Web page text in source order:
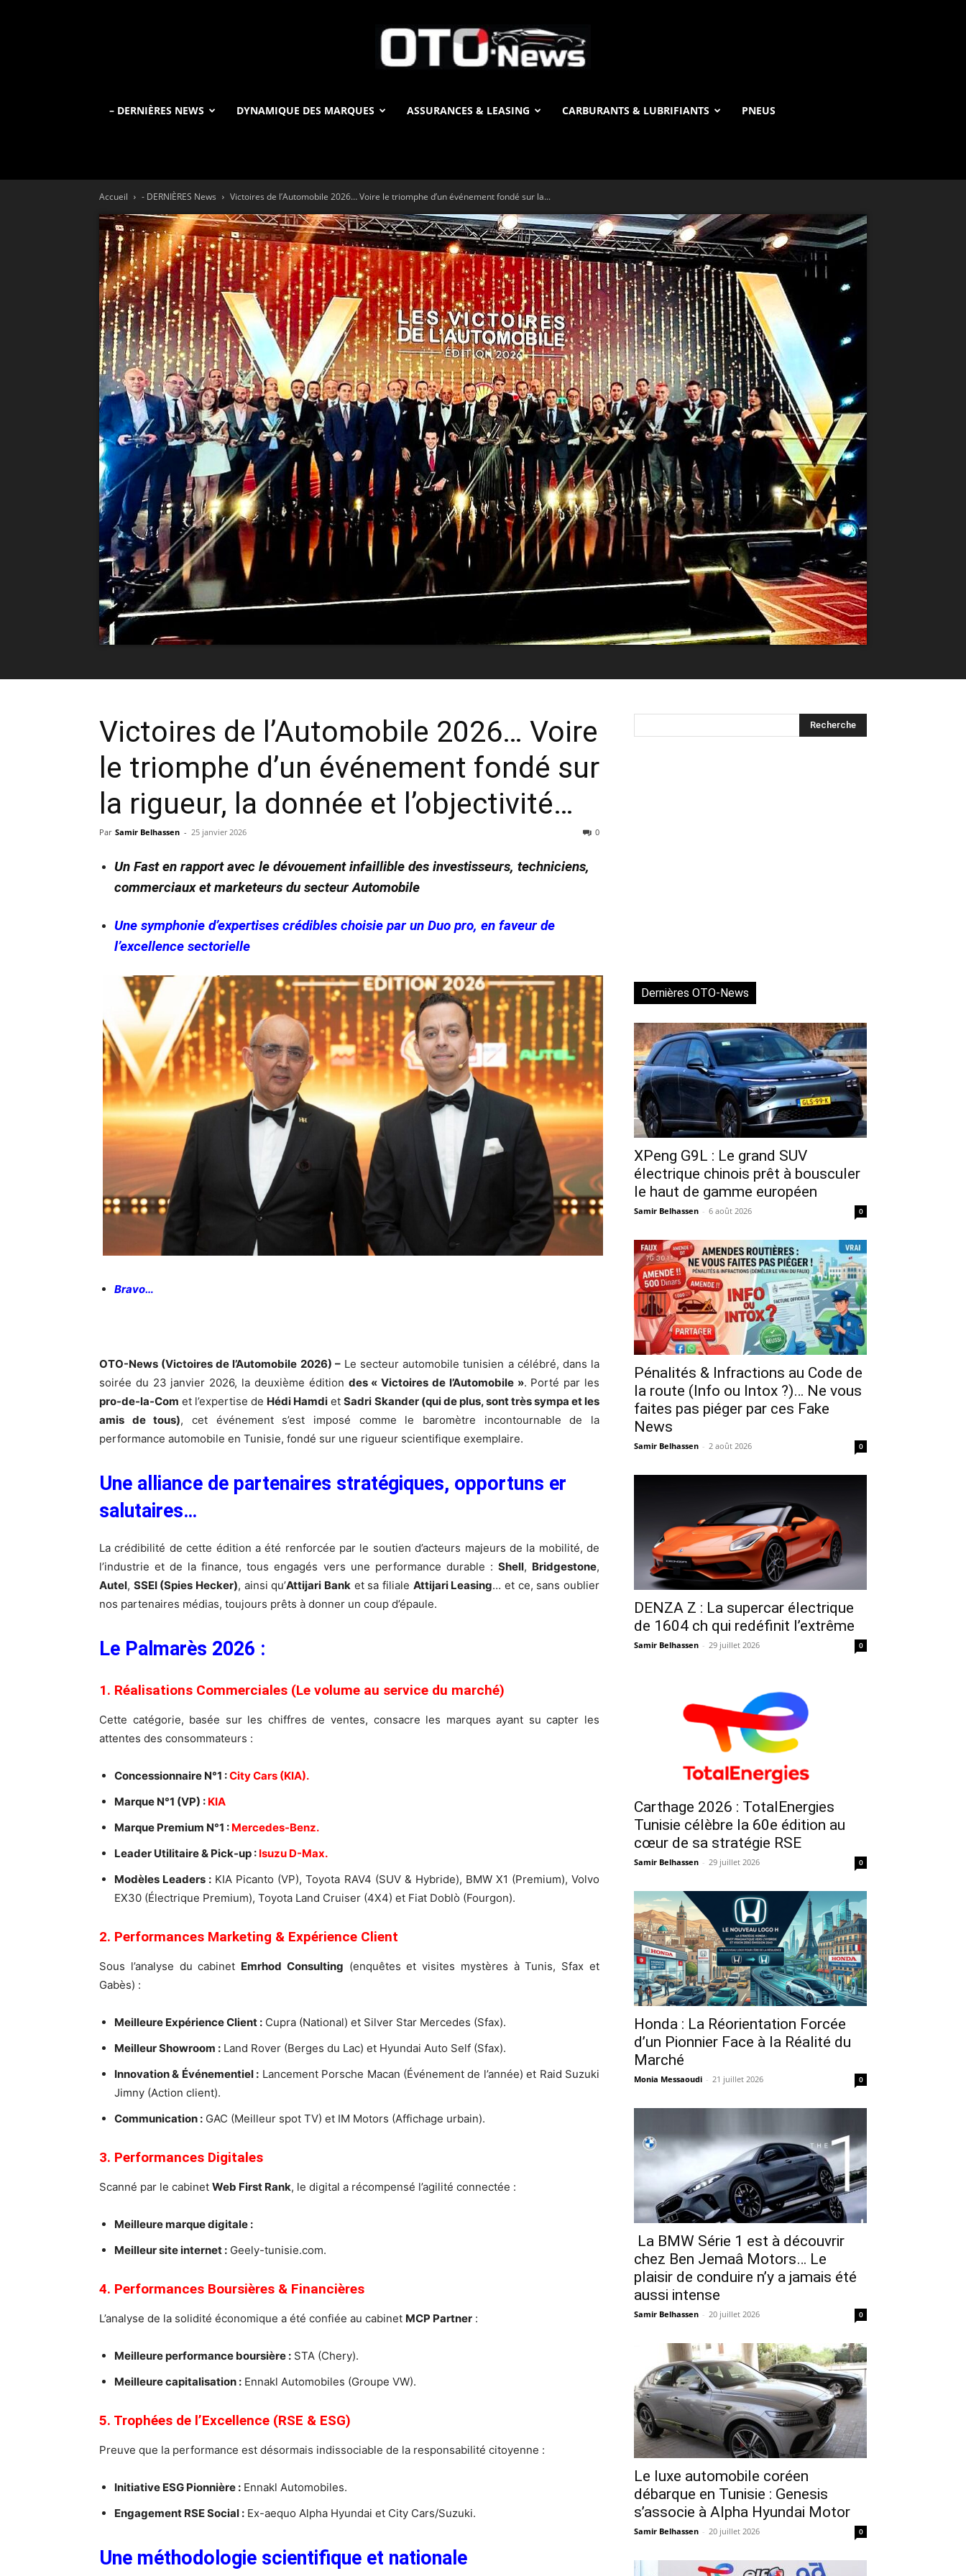
OTO
– DERNIÈRES NEWS DYNAMIQUE DES MARQUES ASSURANCES & LEASING CARBURANTS & LUBRIFIANTS PNEUS
Accueil - DERNIÈRES News Victoires de l’Automobile 2026… Voire le triomphe d’un événement fondé sur la...
Victoires de l’Automobile 2026… Voire
le triomphe d’un événement fondé sur
la rigueur, la donnée et l’objectivité…
Par Samir Belhassen - 25 janvier 2026 0
Un Fast en rapport avec le dévouement infaillible des investisseurs, techniciens,
commerciaux et marketeurs du secteur Automobile
Une symphonie d’expertises crédibles choisie par un Duo pro, en faveur de
l’excellence sectorielle
Bravo…
OTO-News (Victoires de l’Automobile 2026) –Le secteur automobile tunisien a célébré, dans la
soirée du 23 janvier 2026, la deuxième édition des « Victoires de l’Automobile ». Porté par les
pro-de-la-Com et l’expertise de Hédi Hamdi etSadri Skander (qui de plus, sont très sympa et les
amis de tous), cet événement s’est imposé comme le baromètre incontournable de la
performance automobile en Tunisie, fondé sur une rigueur scientifique exemplaire.
Une alliance de partenaires stratégiques, opportuns er
salutaires…
La crédibilité de cette édition a été renforcée par le soutien d’acteurs majeurs de la mobilité, de
l’industrie et de la finance, tous engagés vers une performance durable : Shell, Bridgestone,
Autel, SSEI (Spies Hecker), ainsi qu’Attijari Bank et sa filiale Attijari Leasing… et ce, sans oublier
nos partenaires médias, toujours prêts à donner un coup d’épaule.
Le Palmarès 2026 :
1. Réalisations Commerciales (Le volume au service du marché)
Cette catégorie, basée sur les chiffres de ventes, consacre les marques ayant su capter les
attentes des consommateurs :
Concessionnaire N°1 :City Cars (KIA).
Marque N°1 (VP) : KIA
Marque Premium N°1 : Mercedes-Benz.
Leader Utilitaire & Pick-up : Isuzu D-Max.
Modèles Leaders : KIA Picanto (VP), Toyota RAV4 (SUV & Hybride), BMW X1 (Premium), Volvo
EX30 (Électrique Premium), Toyota Land Cruiser (4X4) et Fiat Doblò (Fourgon).
2. Performances Marketing & Expérience Client
Sous l’analyse du cabinet Emrhod Consulting (enquêtes et visites mystères à Tunis, Sfax et
Gabès) :
Meilleure Expérience Client : Cupra (National) et Silver Star Mercedes (Sfax).
Meilleur Showroom : Land Rover (Berges du Lac) et Hyundai Auto Self (Sfax).
Innovation & Événementiel : Lancement Porsche Macan (Événement de l’année) et Raid Suzuki
Jimny (Action client).
Communication : GAC (Meilleur spot TV) et IM Motors (Affichage urbain).
3. Performances Digitales
Scanné par le cabinet Web First Rank, le digital a récompensé l’agilité connectée :
Meilleure marque digitale :
Meilleur site internet : Geely-tunisie.com.
4. Performances Boursières & Financières
L’analyse de la solidité économique a été confiée au cabinet MCP Partner :
Meilleure performance boursière : STA (Chery).
Meilleure capitalisation : Ennakl Automobiles (Groupe VW).
5. Trophées de l’Excellence (RSE & ESG)
Preuve que la performance est désormais indissociable de la responsabilité citoyenne :
Initiative ESG Pionnière : Ennakl Automobiles.
Engagement RSE Social : Ex-aequo Alpha Hyundai et City Cars/Suzuki.
Une méthodologie scientifique et nationale
Dernières OTO-News
XPeng G9L : Le grand SUV
électrique chinois prêt à bousculer
le haut de gamme européen
Samir Belhassen - 6 août 2026 0
Pénalités & Infractions au Code de
la route (Info ou Intox ?)… Ne vous
faites pas piéger par ces Fake
News
Samir Belhassen - 2 août 2026 0
DENZA Z : La supercar électrique
de 1604 ch qui redéfinit l’extrême
Samir Belhassen - 29 juillet 2026 0
Carthage 2026 : TotalEnergies
Tunisie célèbre la 60e édition au
cœur de sa stratégie RSE
Samir Belhassen - 29 juillet 2026 0
Honda : La Réorientation Forcée
d’un Pionnier Face à la Réalité du
Marché
Monia Messaoudi - 21 juillet 2026 0
La BMW Série 1 est à découvrir
chez Ben Jemaâ Motors… Le
plaisir de conduire n’y a jamais été
aussi intense
Samir Belhassen - 20 juillet 2026 0
Le luxe automobile coréen
débarque en Tunisie : Genesis
s’associe à Alpha Hyundai Motor
Samir Belhassen - 20 juillet 2026 0